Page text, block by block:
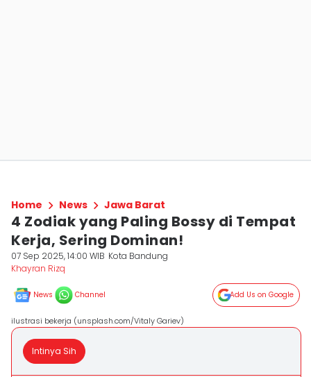
Home News Jawa Barat
4 Zodiak yang Paling Bossy di Tempat
Kerja, Sering Dominan!
07 Sep 2025, 14:00 WIB Kota Bandung
Khayran Rizq
News Channel Add Us on Google
ilustrasi bekerja (unsplash.com/Vitaly Gariev)
Intinya Sih